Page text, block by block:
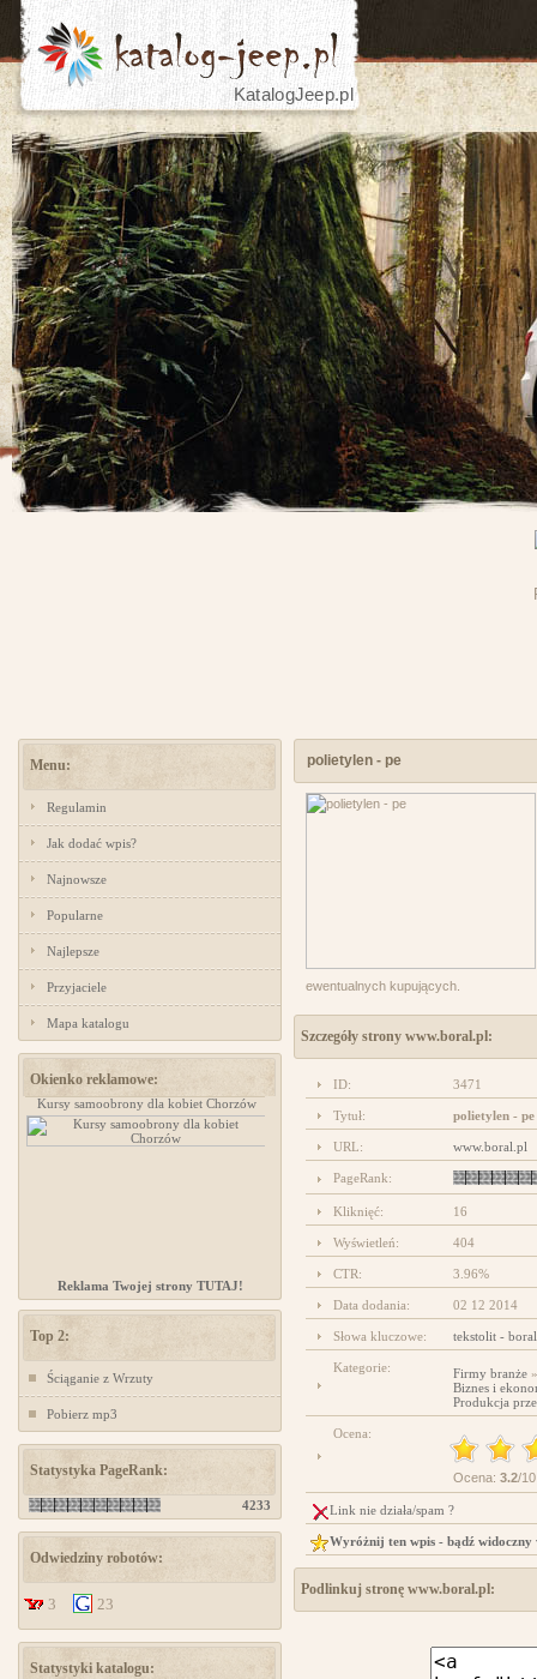
KatalogJeep.pl
Menu:
Regulamin
Jak dodać wpis?
Najnowsze
Popularne
Najlepsze
Przyjaciele
Mapa katalogu
Okienko reklamowe:
Kursy samoobrony dla kobiet Chorzów www.ministerstwogadzetow.com
Reklama Twojej strony TUTAJ!
Top 2:
Ściąganie z Wrzuty
Pobierz mp3
Statystyka PageRank:
4233
Odwiedziny robotów:
3 23
Statystyki katalogu:
polietylen - pe
ewentualnych kupujących.
Szczegóły strony www.boral.pl:
ID: 3471
Tytuł: polietylen - pe
URL: www.boral.pl
PageRank:
Kliknięć: 16
Wyświetleń: 404
CTR: 3.96%
Data dodania: 02 12 2014
Słowa kluczowe: tekstolit -
Kategorie: Firmy branże
Biznes i
Produkcja
Ocena:
Ocena: 3.2/
Link nie działa/spam ?
Wyróżnij ten wpis - bądź
Podlinkuj stronę www.boral.pl: